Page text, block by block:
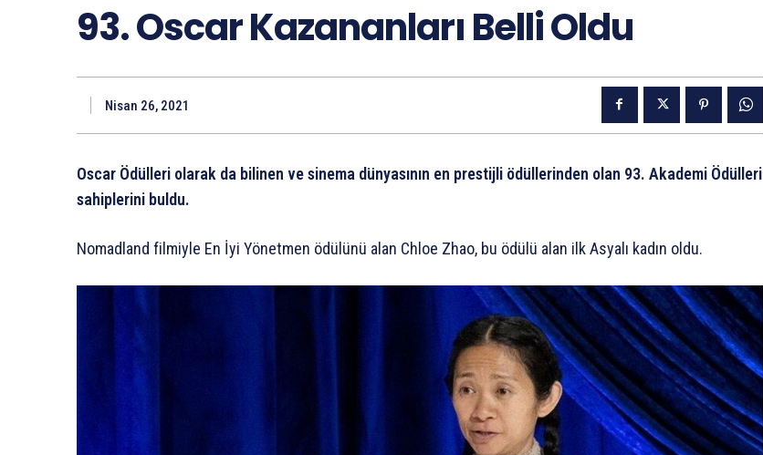
93. Oscar Kazananları Belli Oldu
Nisan 26, 2021
Oscar Ödülleri olarak da bilinen ve sinema dünyasının en prestijli ödüllerinden olan 93. Akademi Ödülleri
sahiplerini buldu.
Nomadland filmiyle En İyi Yönetmen ödülünü alan Chloe Zhao, bu ödülü alan ilk Asyalı kadın oldu.